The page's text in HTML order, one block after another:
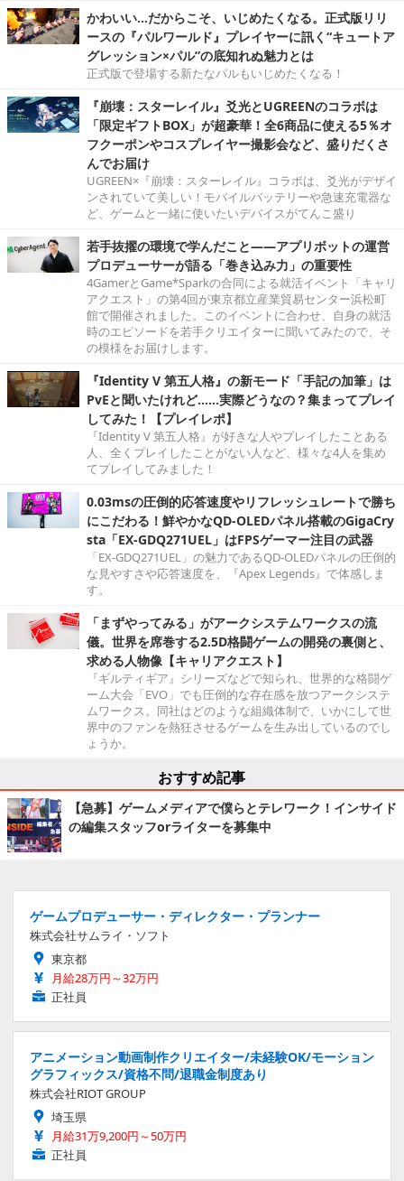
かわいい…だからこそ、いじめたくなる。正式版リリ
ースの『パルワールド』プレイヤーに訊く“キュートア
グレッション×パル”の底知れぬ魅力とは
正式版で登場する新たなパルもいじめたくなる！
『崩壊：スターレイル』爻光とUGREENのコラボは
「限定ギフトBOX」が超豪華！全6商品に使える5％オ
フクーポンやコスプレイヤー撮影会など、盛りだくさ
んでお届け
UGREEN×『崩壊：スターレイル』コラボは、爻光がデザイ
ンされていて美しい！モバイルバッテリーや急速充電器な
ど、ゲームと一緒に使いたいデバイスがてんこ盛り
若手抜擢の環境で学んだこと――アプリボットの運営
プロデューサーが語る「巻き込み力」の重要性
4GamerとGame*Sparkの合同による就活イベント「キャリ
アクエスト」の第4回が東京都立産業貿易センター浜松町
館で開催されました。このイベントに合わせ、自身の就活
時のエピソードを若手クリエイターに聞いてみたので、そ
の模様をお届けします。
『Identity V 第五人格』の新モード「手記の加筆」は
PvEと聞いたけれど……実際どうなの？集まってプレイ
してみた！【プレイレポ】
『Identity V 第五人格』が好きな人やプレイしたことある
人、全くプレイしたことがない人など、様々な4人を集め
てプレイしてみました！
0.03msの圧倒的応答速度やリフレッシュレートで勝ち
にこだわる！鮮やかなQD-OLEDパネル搭載のGigaCry
sta「EX-GDQ271UEL」はFPSゲーマー注目の武器
「EX-GDQ271UEL」の魅力であるQD-OLEDパネルの圧倒的
な見やすさや応答速度を、『Apex Legends』で体感しま
す。
「まずやってみる」がアークシステムワークスの流
儀。世界を席巻する2.5D格闘ゲームの開発の裏側と、
求める人物像【キャリアクエスト】
『ギルティギア』シリーズなどで知られ、世界的な格闘ゲ
ーム大会「EVO」でも圧倒的な存在感を放つアークシステ
ムワークス。同社はどのような組織体制で、いかにして世
界中のファンを熱狂させるゲームを生み出しているのでし
ょうか。
おすすめ記事
【急募】ゲームメディアで僕らとテレワーク！インサイド
の編集スタッフorライターを募集中
ゲームプロデューサー・ディレクター・プランナー
株式会社サムライ・ソフト
東京都
月給28万円～32万円
正社員
アニメーション動画制作クリエイター/未経験OK/モーション
グラフィックス/資格不問/退職金制度あり
株式会社RIOT GROUP
埼玉県
月給31万9,200円～50万円
正社員